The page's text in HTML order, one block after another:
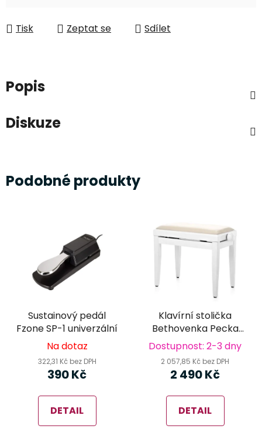
Tisk
Zeptat se Sdílet
Popis
Diskuze
Podobné produkty
Sustainový pedál
Fzone SP-1 univerzální
Na dotaz
322,31 Kč bez DPH
390 Kč
DETAIL
Klavírní stolička
Bethovenka Pecka
PPB-016 WM (white
Dostupnost: 2-3 dny
2 057,85 Kč bez DPH
2 490 Kč
DETAIL